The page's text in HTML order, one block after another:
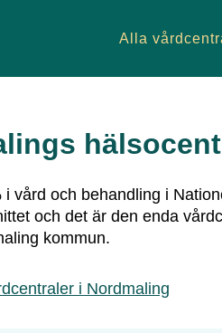
Alla
i vård och behandling i
och det är den enda
kommun.
i Nordmaling